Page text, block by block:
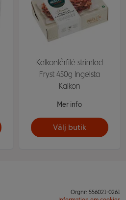
Kalkonlårfilé strimlad
Fryst 450g Ingelsta
Kalkon
Mer info
Välj butik
Orgnr: 556021-0261